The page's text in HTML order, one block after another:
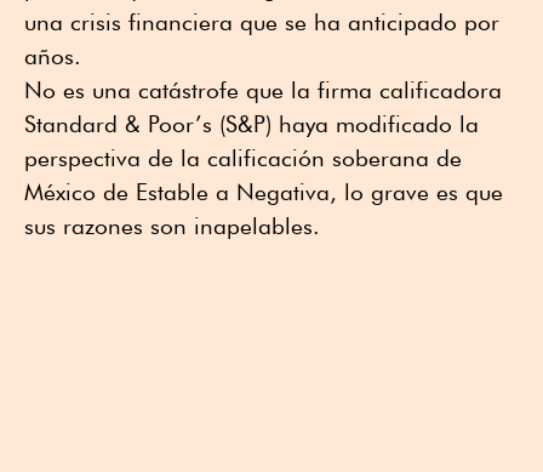
una crisis financiera que se ha anticipado por
años.
No es una catástrofe que la firma calificadora
Standard & Poor’s (S&P) haya modificado la
perspectiva de la calificación soberana de
México de Estable a Negativa, lo grave es que
sus razones son inapelables.